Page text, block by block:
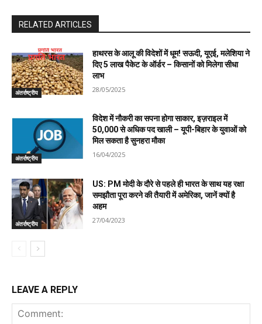
RELATED ARTICLES
अंतर्राष्ट्रीय
हाथरस के आलू की विदेशों में धूम! सऊदी, यूएई, मलेशिया ने
दिए 5 लाख पैकेट के ऑर्डर – किसानों को मिलेगा सीधा
लाभ
28/05/2025
अंतर्राष्ट्रीय
विदेश में नौकरी का सपना होगा साकार, इज़राइल में
50,000 से अधिक पद खाली – यूपी-बिहार के युवाओं को
मिल सकता है सुनहरा मौका
16/04/2025
अंतर्राष्ट्रीय
US: PM मोदी के दौरे से पहले ही भारत के साथ यह रक्षा
समझौता पूरा करने की तैयारी में अमेरिका, जानें क्यों है
अहम
27/04/2023
LEAVE A REPLY